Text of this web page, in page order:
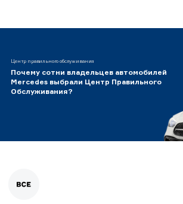
Центр правильного обслуживания
Почему сотни владельцев автомобилей
Mercedes выбрали Центр Правильного
Обслуживания?